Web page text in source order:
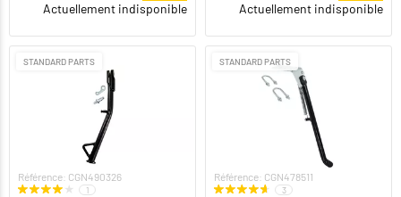
Actuellement indisponible Actuellement indisponible
STANDARD PARTS
Référence: CGN490326
1
STANDARD PARTS
Référence: CGN478511
3